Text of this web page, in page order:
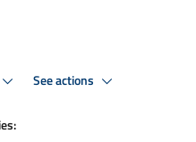
See actions